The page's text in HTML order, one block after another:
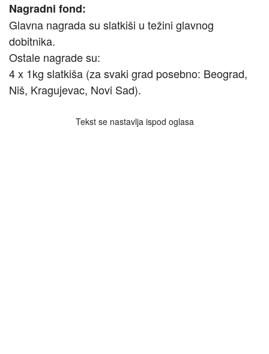
Nagradni fond:
Glavna nagrada su slatkiši u težini glavnog
dobitnika.
Ostale nagrade su:
4 x 1kg slatkiša (za svaki grad posebno: Beograd,
Niš, Kragujevac, Novi Sad).
Tekst se nastavlja ispod oglasa